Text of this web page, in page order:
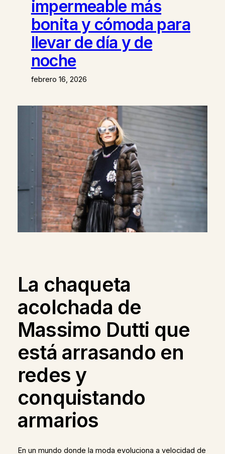
impermeable más
bonita y cómoda para
llevar de día y de
noche
febrero 16, 2026
La chaqueta
acolchada de
Massimo Dutti que
está arrasando en
redes y
conquistando
armarios
En un mundo donde la moda evoluciona a velocidad de